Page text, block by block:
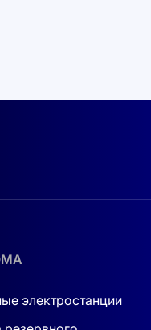
электростанции